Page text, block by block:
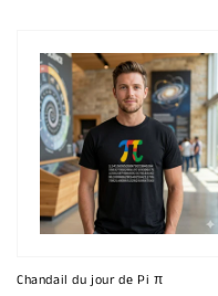
Chandail du jour de Pi π